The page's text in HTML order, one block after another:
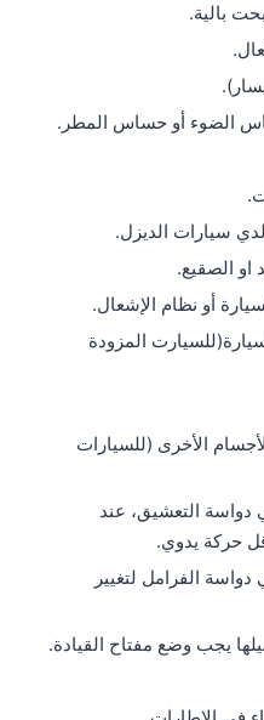
بالية.
الضوء أو حساس المطر.
سيارات الديزل.
او الصقيع.
أو نظام الإشعال.
المزودة
الأخرى (للسيارات
التعشيق، عند
حركة يدوي.
الفرامل لتغيير
يجب وضع مفتاح القيادة.